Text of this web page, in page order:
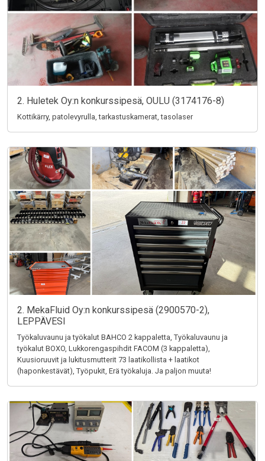
2. Huletek Oy:n konkurssipesä, OULU (3174176-8)
Kottikärry, patolevyrulla, tarkastuskamerat, tasolaser
2. MekaFluid Oy:n konkurssipesä (2900570-2),
LEPPÄVESI
Työkaluvaunu ja työkalut BAHCO 2 kappaletta, Työkaluvaunu ja
työkalut BOXO, Lukkorengaspihdit FACOM (3 kappaletta),
Kuusioruuvit ja lukitusmutterit 73 laatikollista + laatikot
(haponkestävät), Työpukit, Erä työkaluja. Ja paljon muuta!